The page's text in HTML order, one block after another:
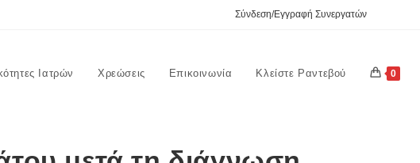
Σύνδεση/Εγγραφή Συνεργατών
Ιατρών Χρεώσεις Επικοινωνία Κλείστε Ραντεβού 0